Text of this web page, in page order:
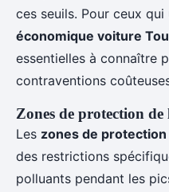
ces seuils. Pour ceux
économique voiture
essentielles à connaître
contraventions
Zones de protection
Les zones de protection
des restrictions
polluants pendant les